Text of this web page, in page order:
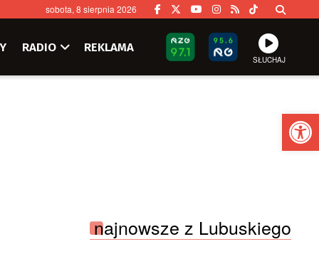
sobota, 8 sierpnia 2026
RADIO REKLAMA
SŁUCHAJ
najnowsze z Lubuskiego